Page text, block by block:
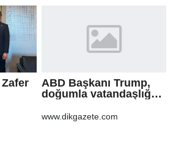
ABD Başkanı Trump,
doğumla vatandaşlığa
genişleten
www.dikgazete.com